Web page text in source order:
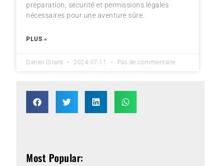
préparation, sécurité et permissions légales
nécessaires pour une aventure sûre.
PLUS »
Daniel Girard 2024-07-11 Pas de commentaire
Most Popular: